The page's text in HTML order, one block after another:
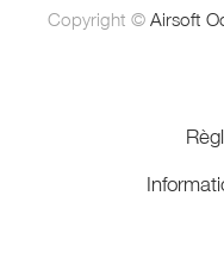
Copyright © Airsoft